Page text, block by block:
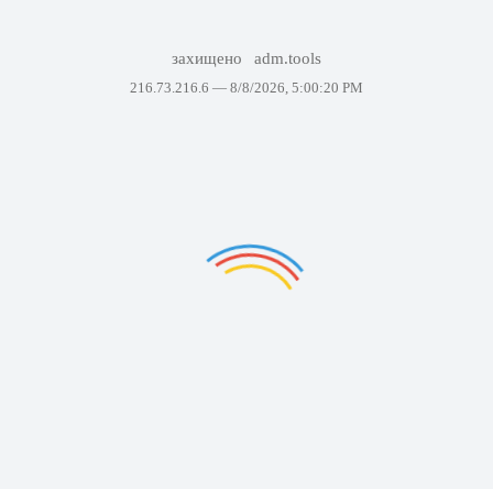
захищено adm.tools
216.73.216.6 — 8/8/2026, 5:00:20 PM